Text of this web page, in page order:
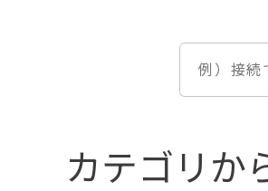
カテゴリか